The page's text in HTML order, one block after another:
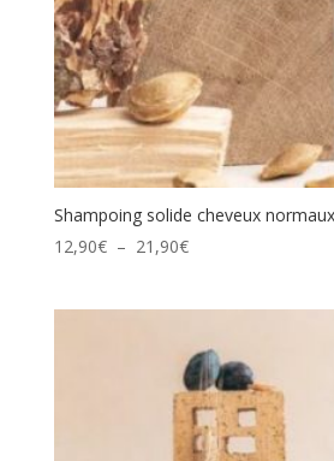
Shampoing solide cheveux
12,90€ – 21,90€Plage
à
21,90€